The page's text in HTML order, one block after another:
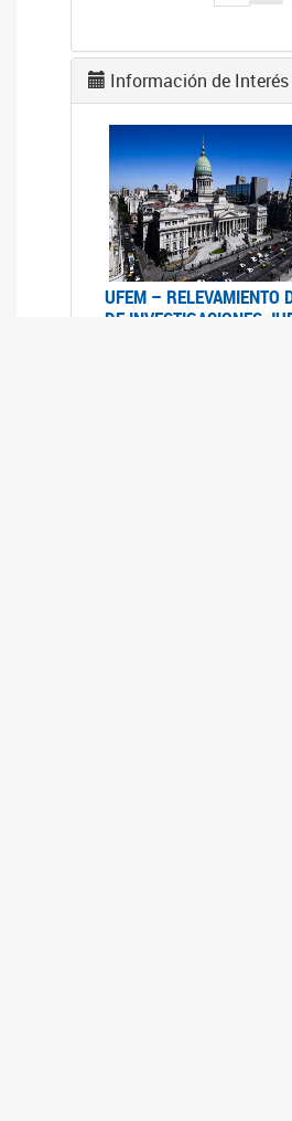
Información de Interés
UFEM – RELEVAMIENTO
DE INVESTIGACIONES